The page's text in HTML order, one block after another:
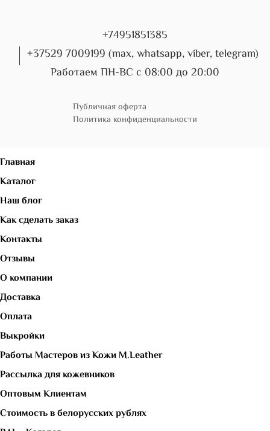
+74951851385
+37529 7009199 (max, whatsapp, viber, telegram)
Работаем ПН-ВС с 08:00 до 20:00
Публичная оферта
Политика конфиденциальности
Главная
Каталог
Наш блог
Как сделать заказ
Контакты
Отзывы
О компании
Доставка
Оплата
Выкройки
Работы Мастеров из Кожи M.Leather
Рассылка для кожевников
Оптовым Клиентам
Стоимость в белорусских рублях